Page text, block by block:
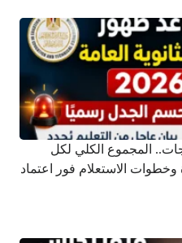
العامة 2026 بالدرجات.. المجموع الكلي لكل
وخطوات الاستعلام فور اعتماد